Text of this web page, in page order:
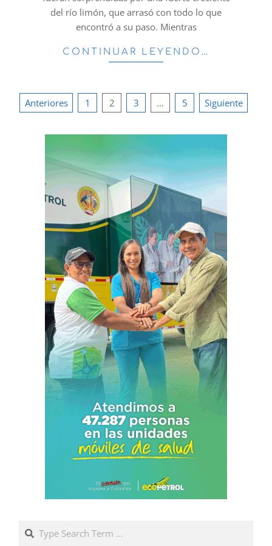
del río limón, que arrasó con todo lo que
encontró a su paso. Mientras
CONTINUAR LEYENDO…
Paginación
entradas
Anteriores 1 2 3 … 5 Siguiente
Search